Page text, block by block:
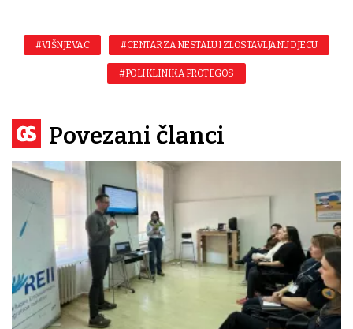
#VIŠNJEVAC #CENTAR ZA NESTALU I ZLOSTAVLJANU DJECU
#POLIKLINIKA PROTEGOS
Povezani članci